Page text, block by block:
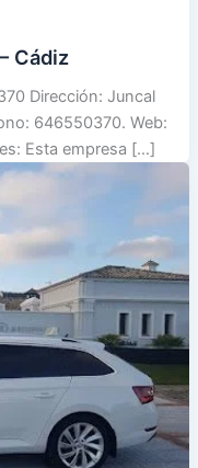
Cádiz
Dirección: Juncal
646550370. Web:
Esta empresa […]